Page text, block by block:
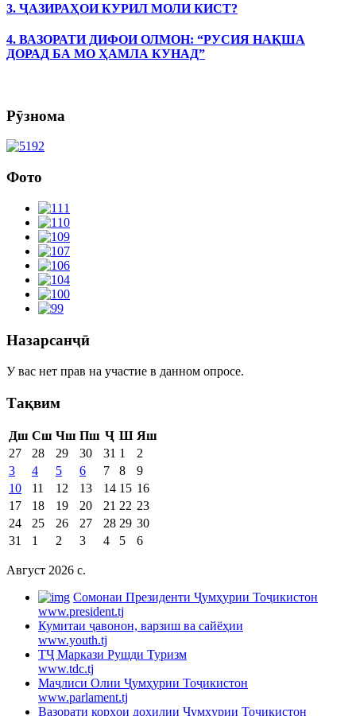
3. ҶАЗИРАҲОИ КУРИЛ МОЛИ КИСТ?
4. ВАЗОРАТИ ДИФОИ ОЛМОН: “РУСИЯ НАҚША
ДОРАД БА МО ҲАМЛА КУНАД”
Рӯзнома
Фото
Назарсанҷӣ
У вас нет прав на участие в данном опросе.
Тақвим
Дш Сш Чш Пш Ҷ Ш Яш
27
28 29 30 31 1
2
3
4 5 6 7 8
9
10
11 12 13 14 15 16
17
18 19 20 21 22 23
24
25 26 27 28 29 30
31
1 2 3 4 5 6
Август 2026 c.
Cомонаи Президенти Ҷумҳурии Тоҷикистон
www.president.tj
Кумитаи ҷавонон, варзиш ва сайёҳии
www.youth.tj
ТҶ Маркази Рушди Туризм
www.tdc.tj
Маҷлиси Олии Ҷумҳурии Тоҷикистон
www.parlament.tj
Вазорати корҳои дохилии Ҷумҳурии Тоҷикистон